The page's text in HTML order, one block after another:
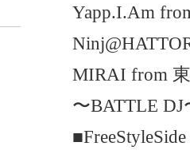
Yapp.I.Am
MIRAI from
〜BATTLE
■FreeStyleSide